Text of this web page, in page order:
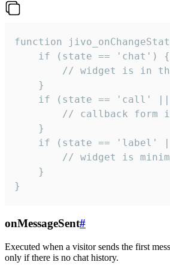
function
    if (state == 'chat') {
// widget is in
    }
if (state == 'call'
// callback form
    }
if (state == 'label'
// widget is
    }
}
onMessageSent#
Executed when a visitor sends the first
only if there is no chat history.